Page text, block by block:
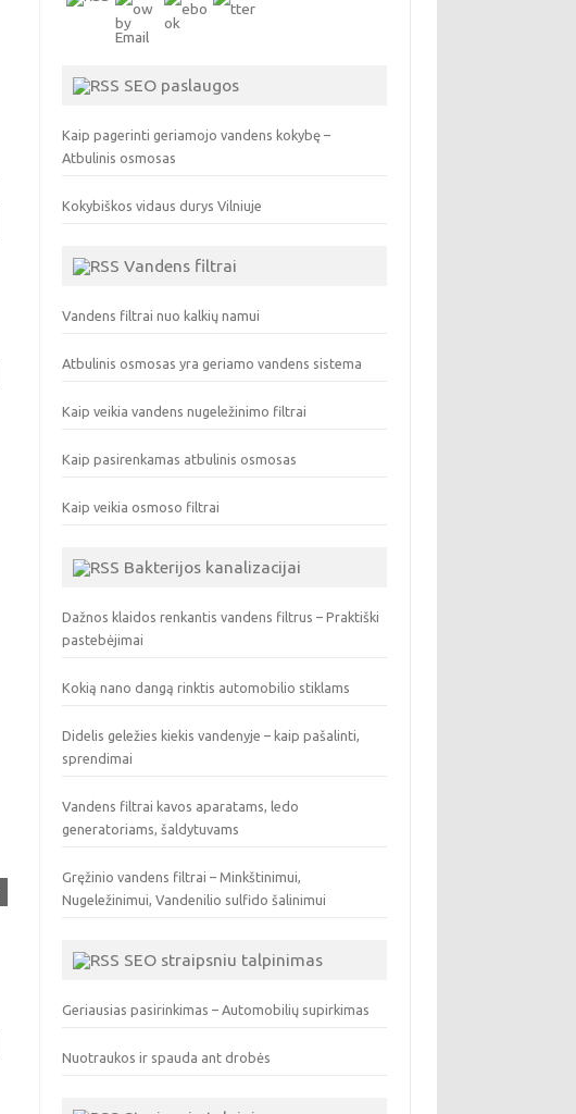
SEO paslaugos
Kaip pagerinti geriamojo vandens kokybę –
Atbulinis osmosas
Kokybiškos vidaus durys Vilniuje
Vandens filtrai
Vandens filtrai nuo kalkių namui
Atbulinis osmosas yra geriamo vandens sistema
Kaip veikia vandens nugeležinimo filtrai
Kaip pasirenkamas atbulinis osmosas
Kaip veikia osmoso filtrai
Bakterijos kanalizacijai
Dažnos klaidos renkantis vandens filtrus – Praktiški
pastebėjimai
Kokią nano dangą rinktis automobilio stiklams
Didelis geležies kiekis vandenyje – kaip pašalinti,
sprendimai
Vandens filtrai kavos aparatams, ledo
generatoriams, šaldytuvams
Gręžinio vandens filtrai – Minkštinimui,
Nugeležinimui, Vandenilio sulfido šalinimui
SEO straipsniu talpinimas
Geriausias pasirinkimas – Automobilių supirkimas
Nuotraukos ir spauda ant drobės